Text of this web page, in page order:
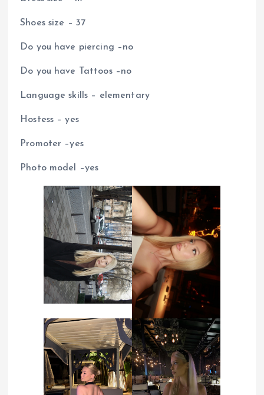
Shoes size – 37
Do you have piercing –no
Do you have Tattoos –no
Language skills – elementary
Hostess – yes
Promoter –yes
Photo model –yes